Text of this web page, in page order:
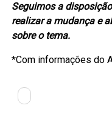
Seguimos a
realizar a mudança e
sobre o tema.
*Com informações do